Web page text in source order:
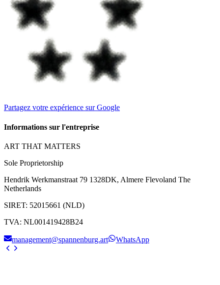
Partagez votre expérience sur Google
Informations sur l'entreprise
ART THAT MATTERS
Sole Proprietorship
Hendrik Werkmanstraat 79 1328DK, Almere Flevoland The
Netherlands
SIRET: 52015661 (NLD)
TVA: NL001419428B24
management@spannenburg.art WhatsApp